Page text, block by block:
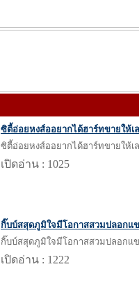
ซิตี้อ่อยหงส์ออยากได้ฮาร์ทขายให้เ
ซิตี้อ่อยหงส์ออยากได้ฮาร์ทขายให้เ
เปิดอ่าน : 1025
กิ๊บบ์สสุดภูมิใจมีโอกาสสวมปลอกแ
กิ๊บบ์สสุดภูมิใจมีโอกาสสวมปลอกแ
เปิดอ่าน : 1222